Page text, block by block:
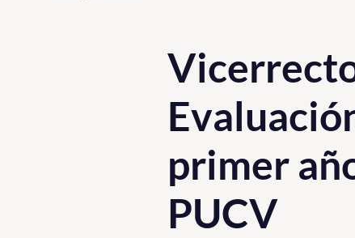
primer
PUCV